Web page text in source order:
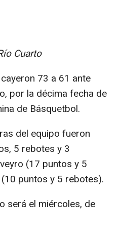
Cuarto
73 a 61 ante
por la décima fecha de
de Básquetbol.
del equipo fueron
5 rebotes y 3
(17 puntos y 5
puntos y 5 rebotes).
será el miércoles, de